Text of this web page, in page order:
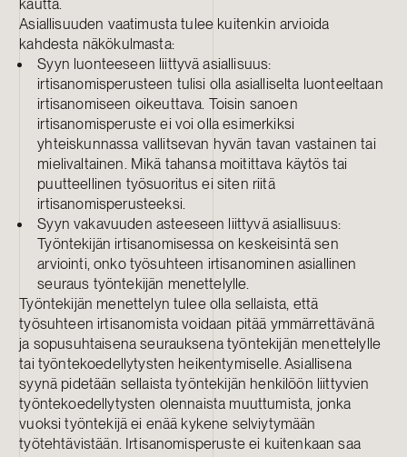
kautta.
Asiallisuuden vaatimusta tulee kuitenkin arvioida
kahdesta näkökulmasta:
Syyn luonteeseen liittyvä asiallisuus:
irtisanomisperusteen tulisi olla asialliselta luonteeltaan
irtisanomiseen oikeuttava. Toisin sanoen
irtisanomisperuste ei voi olla esimerkiksi
yhteiskunnassa vallitsevan hyvän tavan vastainen tai
mielivaltainen. Mikä tahansa moitittava käytös tai
puutteellinen työsuoritus ei siten riitä
irtisanomisperusteeksi.
Syyn vakavuuden asteeseen liittyvä asiallisuus:
Työntekijän irtisanomisessa on keskeisintä sen
arviointi, onko työsuhteen irtisanominen asiallinen
seuraus työntekijän menettelylle.
Työntekijän menettelyn tulee olla sellaista, että
työsuhteen irtisanomista voidaan pitää ymmärrettävänä
ja sopusuhtaisena seurauksena työntekijän menettelylle
tai työntekoedellytysten heikentymiselle. Asiallisena
syynä pidetään sellaista työntekijän henkilöön liittyvien
työntekoedellytysten olennaista muuttumista, jonka
vuoksi työntekijä ei enää kykene selviytymään
työtehtävistään. Irtisanomisperuste ei kuitenkaan saa